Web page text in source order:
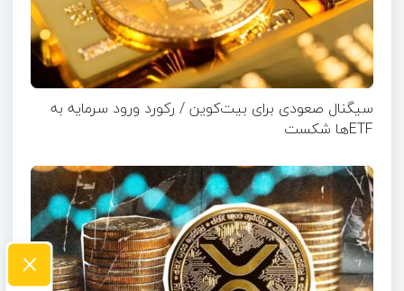
سیگنال صعودی برای بیت‌کوین / رکورد ورود سرمایه به
ETFها شکست
×